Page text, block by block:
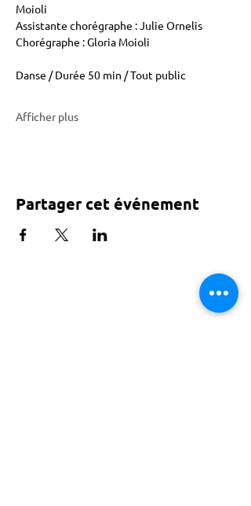
Moioli
Assistante chorégraphe : Julie Ornelis
Chorégraphe : Gloria Moioli
Danse / Durée 50 min / Tout public
Afficher plus
Partager cet événement